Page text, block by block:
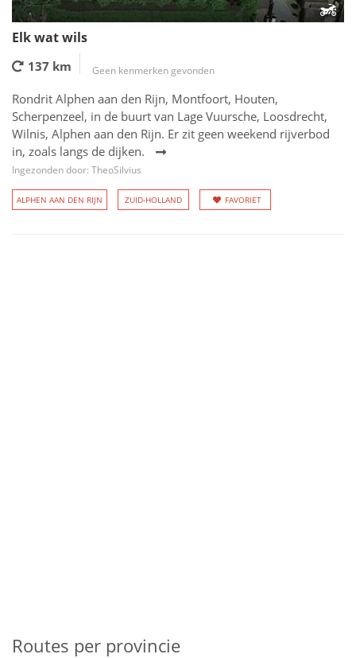
Elk wat wils
137 km Geen kenmerken gevonden
Rondrit Alphen aan den Rijn, Montfoort, Houten,
Scherpenzeel, in de buurt van Lage Vuursche, Loosdrecht,
Wilnis, Alphen aan den Rijn. Er zit geen weekend rijverbod
in, zoals langs de dijken.
Ingezonden door: TheoSilvius
ALPHEN AAN DEN RIJN ZUID-HOLLAND FAVORIET
Routes per provincie